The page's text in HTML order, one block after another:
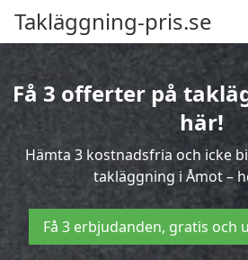
Takläggning-pris.se
Få 3 offerter på
här!
Hämta 3 kostnadsfria och icke
takläggning i Åmot –
Få 3 erbjudanden, gratis och